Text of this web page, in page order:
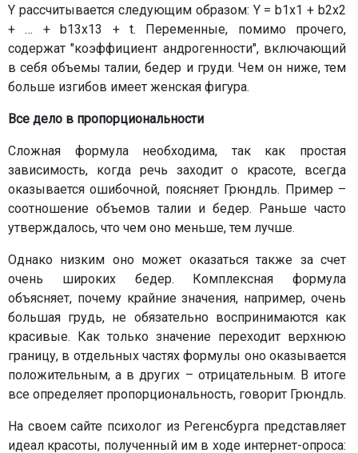
Y рассчитывается следующим образом: Y = b1x1 + b2x2
+ … + b13x13 + t. Переменные, помимо прочего,
содержат "коэффициент андрогенности", включающий
в себя объемы талии, бедер и груди. Чем он ниже, тем
больше изгибов имеет женская фигура.
Все дело в пропорциональности
Сложная формула необходима, так как простая
зависимость, когда речь заходит о красоте, всегда
оказывается ошибочной, поясняет Грюндль. Пример –
соотношение объемов талии и бедер. Раньше часто
утверждалось, что чем оно меньше, тем лучше.
Однако низким оно может оказаться также за счет
очень широких бедер. Комплексная формула
объясняет, почему крайние значения, например, очень
большая грудь, не обязательно воспринимаются как
красивые. Как только значение переходит верхнюю
границу, в отдельных частях формулы оно оказывается
положительным, а в других – отрицательным. В итоге
все определяет пропорциональность, говорит Грюндль.
На своем сайте психолог из Регенсбурга представляет
идеал красоты, полученный им в ходе интернет-опроса: